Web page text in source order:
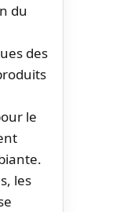
du
des
le
les